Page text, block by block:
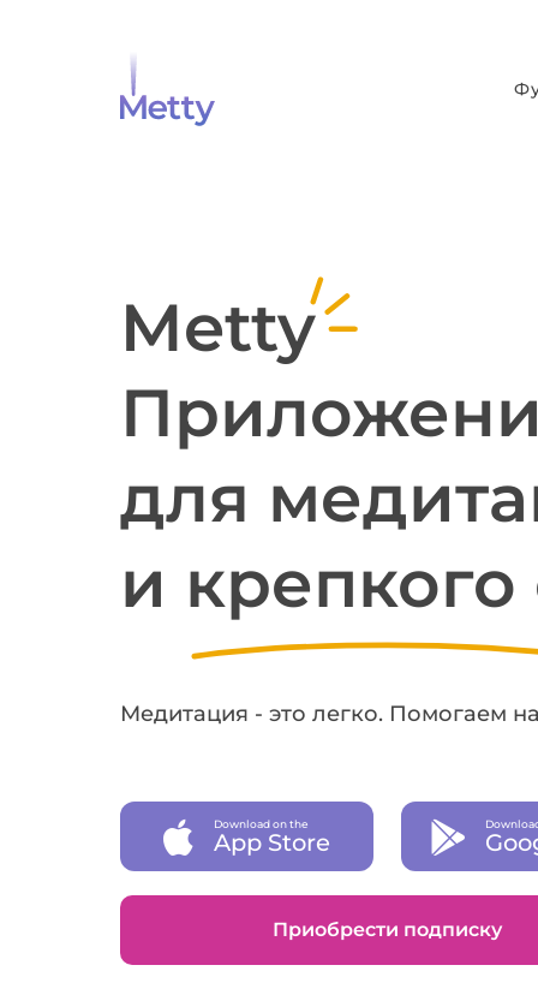
Metty
для
и крепкого
Медитация - это легко. Помогаем
Download on the
App Store
Приобрести подписку